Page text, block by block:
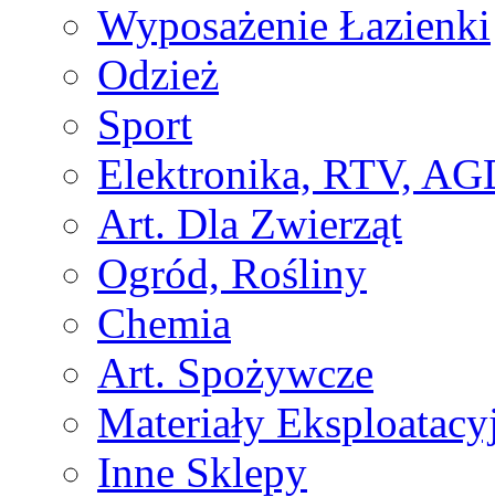
Wyposażenie Łazienki
Odzież
Sport
Elektronika, RTV,
Art. Dla Zwierząt
Ogród, Rośliny
Chemia
Art. Spożywcze
Materiały
Inne Sklepy